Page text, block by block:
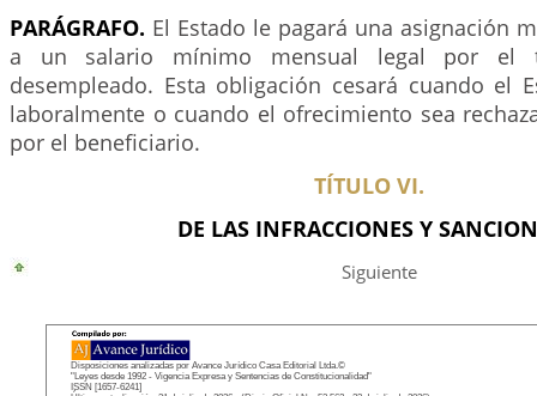
PARÁGRAFO. El Estado le pagará una asignación
a un salario mínimo mensual legal por el
desempleado. Esta obligación cesará cuando el
laboralmente o cuando el ofrecimiento sea
por el beneficiario.
TÍTULO VI.
DE LAS INFRACCIONES Y
Siguiente
Disposiciones analizadas por Avance Jurídico Casa Editorial Ltda.©
"Leyes desde 1992 - Vigencia Expresa y Sentencias de Constitucionalidad"
ISSN [1657-6241]